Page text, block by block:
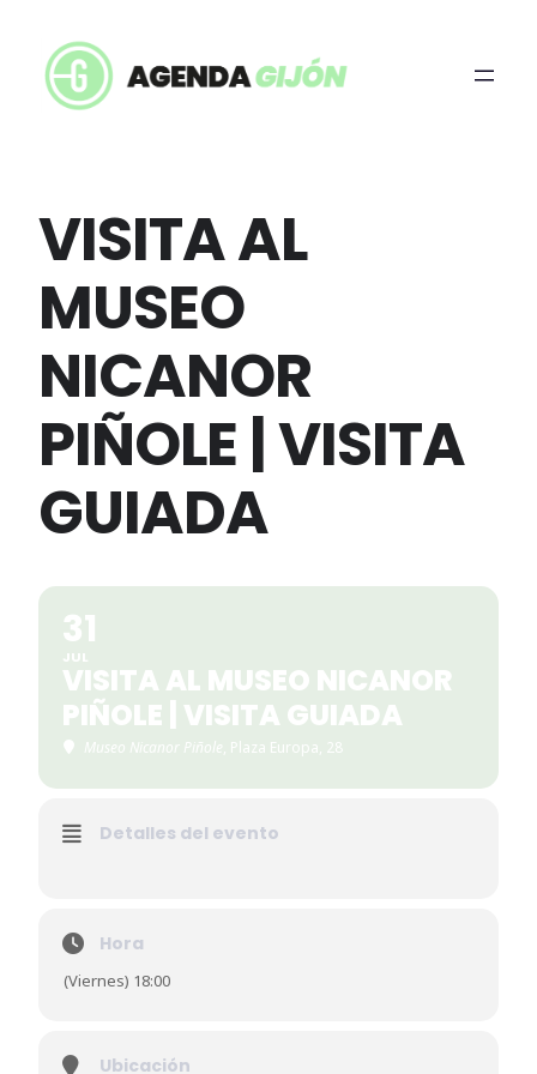
VISITA AL
MUSEO
NICANOR
PIÑOLE | VISITA
GUIADA
31
JUL
VISITA AL MUSEO NICANOR
PIÑOLE | VISITA GUIADA
Museo Nicanor Piñole, Plaza Europa, 28
Detalles del evento
Hora
(Viernes) 18:00
Ubicación